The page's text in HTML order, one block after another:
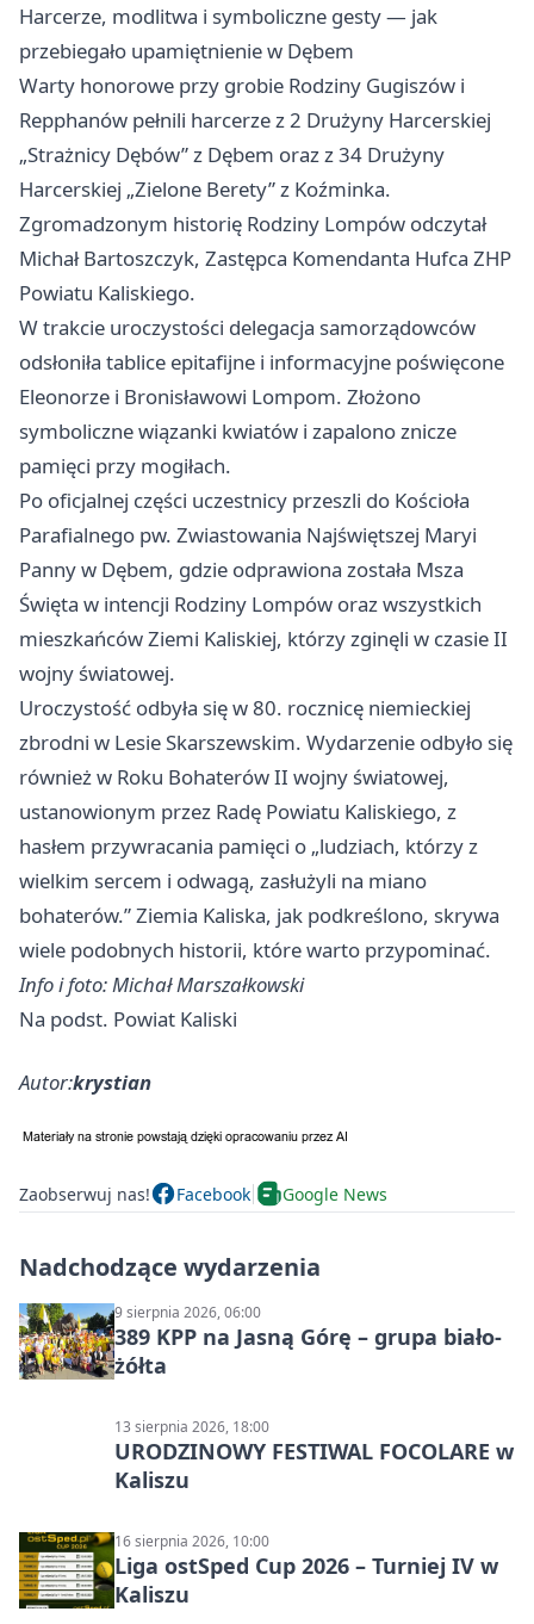
Harcerze, modlitwa i symboliczne gesty — jak
przebiegało upamiętnienie w Dębem
Warty honorowe przy grobie Rodziny Gugiszów i
Repphanów pełnili harcerze z 2 Drużyny Harcerskiej
„Strażnicy Dębów” z Dębem oraz z 34 Drużyny
Harcerskiej „Zielone Berety” z Koźminka.
Zgromadzonym historię Rodziny Lompów odczytał
Michał Bartoszczyk, Zastępca Komendanta Hufca ZHP
Powiatu Kaliskiego.
W trakcie uroczystości delegacja samorządowców
odsłoniła tablice epitafijne i informacyjne poświęcone
Eleonorze i Bronisławowi Lompom. Złożono
symboliczne wiązanki kwiatów i zapalono znicze
pamięci przy mogiłach.
Po oficjalnej części uczestnicy przeszli do Kościoła
Parafialnego pw. Zwiastowania Najświętszej Maryi
Panny w Dębem, gdzie odprawiona została Msza
Święta w intencji Rodziny Lompów oraz wszystkich
mieszkańców Ziemi Kaliskiej, którzy zginęli w czasie II
wojny światowej.
Uroczystość odbyła się w 80. rocznicę niemieckiej
zbrodni w Lesie Skarszewskim. Wydarzenie odbyło się
również w Roku Bohaterów II wojny światowej,
ustanowionym przez Radę Powiatu Kaliskiego, z
hasłem przywracania pamięci o „ludziach, którzy z
wielkim sercem i odwagą, zasłużyli na miano
bohaterów.” Ziemia Kaliska, jak podkreślono, skrywa
wiele podobnych historii, które warto przypominać.
Info i foto: Michał Marszałkowski
Na podst. Powiat Kaliski
Autor:krystian
Zaobserwuj nas! Facebook Google News
Nadchodzące wydarzenia
9 sierpnia 2026, 06:00
389 KPP na Jasną Górę – grupa biało-
żółta
13 sierpnia 2026, 18:00
URODZINOWY FESTIWAL FOCOLARE w
Kaliszu
16 sierpnia 2026, 10:00
Liga ostSped Cup 2026 – Turniej IV w
Kaliszu